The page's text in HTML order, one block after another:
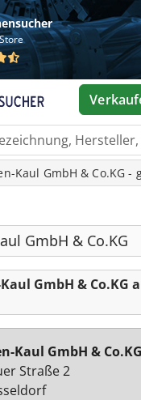
Kaul GmbH & Co.KG
GmbH & Co.KG
GmbH & Co.KG
Kaul GmbH & Co.KG
Straße 2